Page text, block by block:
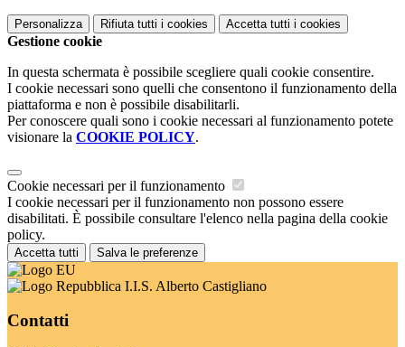
Personalizza Rifiuta tutti i cookies Accetta tutti i cookies
Gestione cookie
In questa schermata è possibile scegliere quali cookie consentire.
I cookie necessari sono quelli che consentono il funzionamento della
piattaforma e non è possibile disabilitarli.
Per conoscere quali sono i cookie necessari al funzionamento potete
visionare la COOKIE POLICY.
Cookie necessari per il funzionamento
I cookie necessari per il funzionamento non possono essere
disabilitati. È possibile consultare l'elenco nella pagina della cookie
policy.
Accetta tutti Salva le preferenze
I.I.S. Alberto Castigliano
Contatti